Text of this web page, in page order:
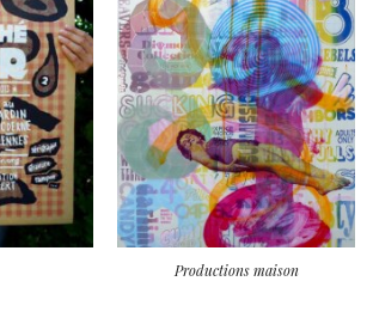
Productions maison